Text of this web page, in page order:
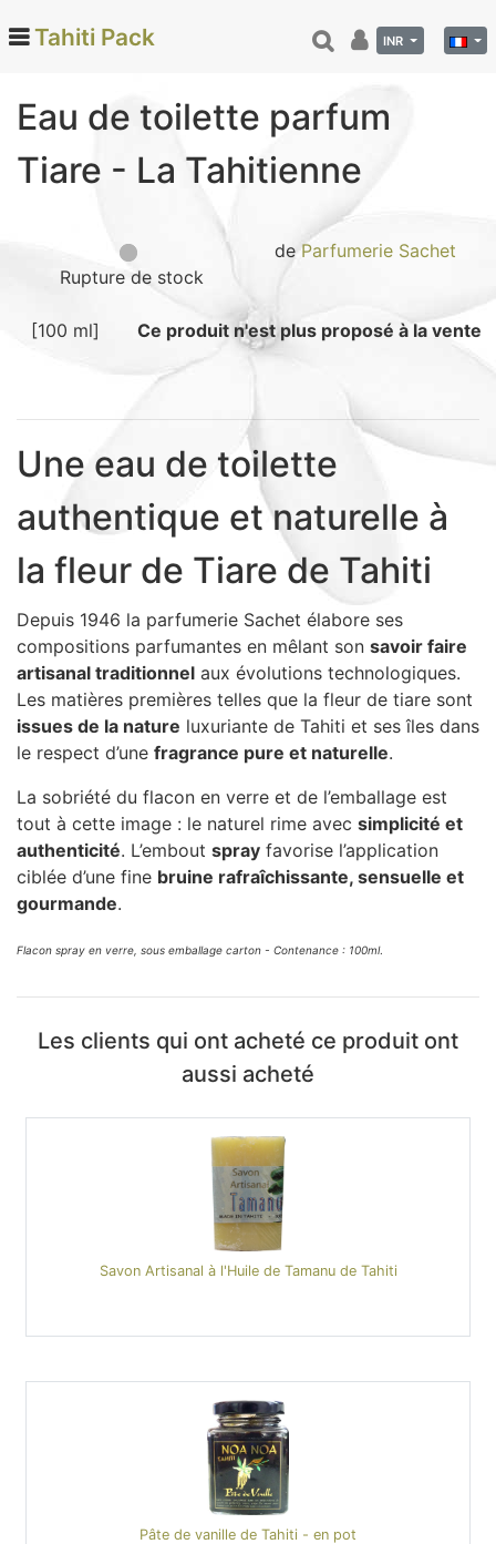
Monoi de Tahiti (66)
Noix de coco (24)
Vanille de Tahiti (26)
Calendriers et agenda (6)
Danse tahitienne (29)
Décoration (22)
Sacs, Bijoux et Accessoires (33)
Loisirs (19)
Nos Box (12)
Promotions
Nouveautés
Retour et remboursement
Tahiti Pack INR
Eau de toilette parfum
Tiare - La Tahitienne
Rupture de stock
de Parfumerie Sachet
[100 ml] Ce produit n'est plus proposé à la vente
Une eau de toilette
authentique et naturelle à
la fleur de Tiare de Tahiti
Depuis 1946 la parfumerie Sachet élabore ses
compositions parfumantes en mêlant son savoir faire
artisanal traditionnel aux évolutions technologiques.
Les matières premières telles que la fleur de tiare sont
issues de la nature luxuriante de Tahiti et ses îles dans
le respect d’une fragrance pure et naturelle.
La sobriété du flacon en verre et de l’emballage est
tout à cette image : le naturel rime avec simplicité et
authenticité. L’embout spray favorise l’application
ciblée d’une fine bruine rafraîchissante, sensuelle et
gourmande.
Flacon spray en verre, sous emballage carton - Contenance : 100ml.
Les clients qui ont acheté ce produit ont
aussi acheté
Savon Artisanal à l'Huile de Tamanu de Tahiti
Pâte de vanille de Tahiti - en pot